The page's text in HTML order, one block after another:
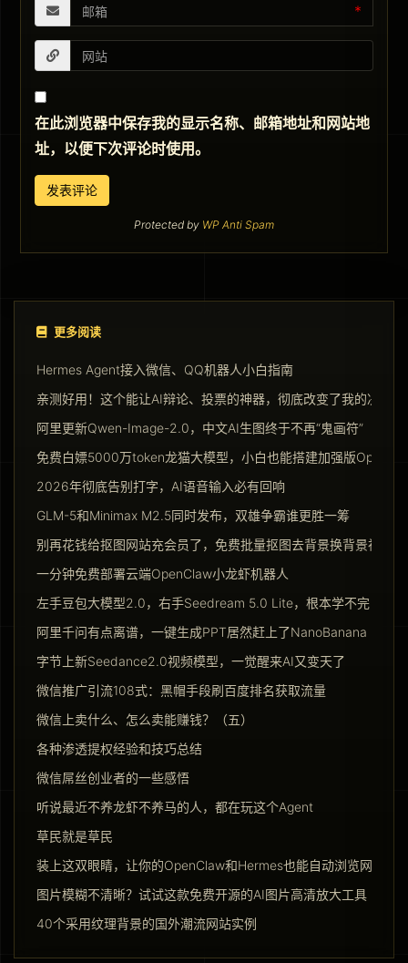
*
在此浏览器中保存我的显示名称、邮箱地址和网站地
址，以便下次评论时使用。
Protected by WP Anti Spam
更多阅读
Hermes Agent接入微信、QQ机器人小白指南
亲测好用！这个能让AI辩论、投票的神器，彻底改变了我的决策方
阿里更新Qwen-Image-2.0，中文AI生图终于不再“鬼画符”
免费白嫖5000万token龙猫大模型，小白也能搭建加强版
2026年彻底告别打字，AI语音输入必有回响
GLM-5和Minimax M2.5同时发布，双雄争霸谁更胜一筹
别再花钱给抠图网站充会员了，免费批量抠图去背景换背景神器
一分钟免费部署云端OpenClaw小龙虾机器人
左手豆包大模型2.0，右手Seedream 5.0 Lite，根本学不完
阿里千问有点离谱，一键生成PPT居然赶上了NanoBanana Pro
字节上新Seedance2.0视频模型，一觉醒来AI又变天了
微信推广引流108式：黑帽手段刷百度排名获取流量
微信上卖什么、怎么卖能赚钱？（五）
各种渗透提权经验和技巧总结
微信屌丝创业者的一些感悟
听说最近不养龙虾不养马的人，都在玩这个Agent
草民就是草民
装上这双眼睛，让你的OpenClaw和Hermes也能自动浏览网页
图片模糊不清晰？试试这款免费开源的AI图片高清放大工具
40个采用纹理背景的国外潮流网站实例